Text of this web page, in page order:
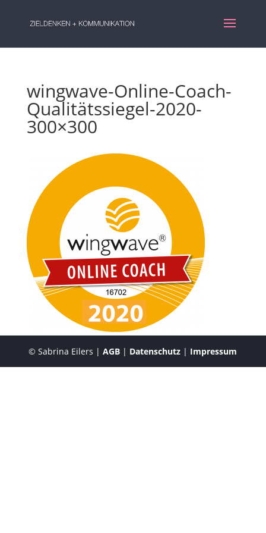
wingwave-Online-Coach-
Qualitätssiegel-2020-
300×300
© Sabrina Eilers |AGB | Datenschutz | Impressum